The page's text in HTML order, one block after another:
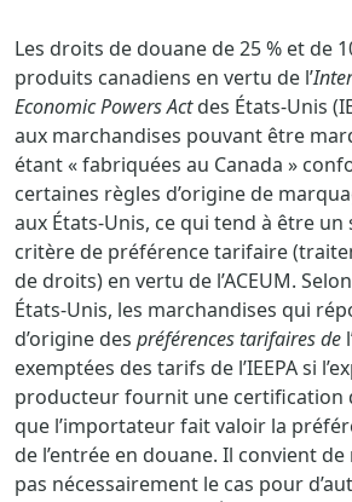
Les droits de douane de 25 % et de
produits canadiens en vertu de l’
Economic Powers Actdes États-Unis
aux marchandises pouvant être
étant « fabriquées au Canada »
certaines règles d’origine de
aux États-Unis, ce qui tend à être
critère de préférence tarifaire
de droits) en vertu de l’ACEUM.
États-Unis, les marchandises qui
d’origine des préférences tarifaires de
exemptées des tarifs de l’IEEPA si
producteur fournit une certification
que l’importateur fait valoir la
de l’entrée en douane. Il convient de
pas nécessairement le cas pour